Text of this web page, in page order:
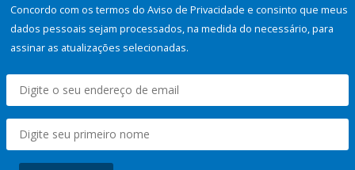
Concordo com os termos do Aviso de Privacidade e consinto que meus
dados pessoais sejam processados, na medida do necessário, para
assinar as atualizações selecionadas.